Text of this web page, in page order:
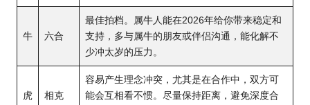
牛 六合
最佳拍档。属牛人能在2026年给你带来稳定和
支持，多与属牛的朋友或伴侣沟通，能化解不
少冲太岁的压力。
虎 相克
容易产生理念冲突，尤其是在合作中，双方可
能会互相看不惯。尽量保持距离，避免深度合